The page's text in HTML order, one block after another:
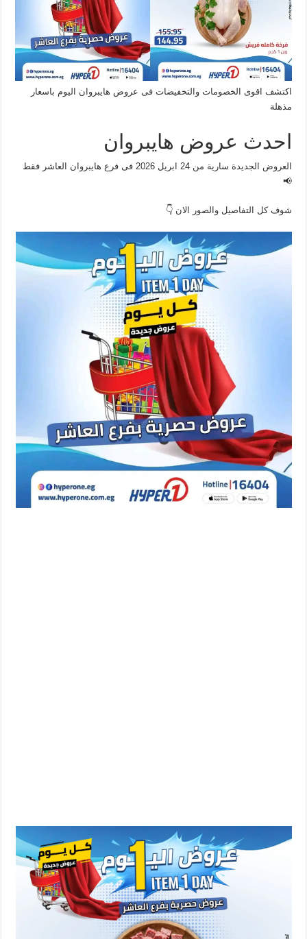
اكتشف اقوى الخصومات والتخفيضات فى عروض هايبروان اليوم باسعار
مذهلة
احدث عروض هايبروان
العروض الجديدة سارية من 24 ابريل 2026 فى فرع هايبروان العاشر فقط
📢
شوف كل التفاصيل والصور الان 👇